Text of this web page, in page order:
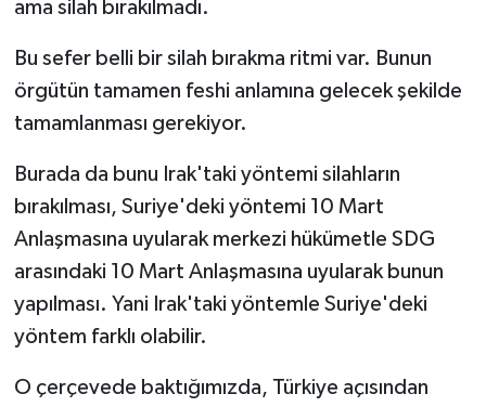
ama silah bırakılmadı.
Bu sefer belli bir silah bırakma ritmi var. Bunun
örgütün tamamen feshi anlamına gelecek şekilde
tamamlanması gerekiyor.
Burada da bunu Irak'taki yöntemi silahların
bırakılması, Suriye'deki yöntemi 10 Mart
Anlaşmasına uyularak merkezi hükümetle SDG
arasındaki 10 Mart Anlaşmasına uyularak bunun
yapılması. Yani Irak'taki yöntemle Suriye'deki
yöntem farklı olabilir.
O çerçevede baktığımızda, Türkiye açısından